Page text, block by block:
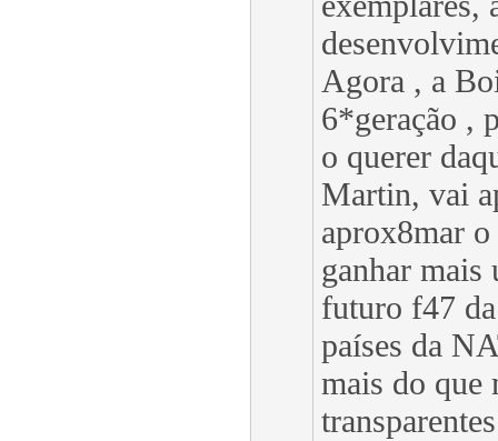
Agora , a
6*geração ,
o querer
Martin, vai
aprox8mar
ganhar mais
futuro f47
países da
mais do que